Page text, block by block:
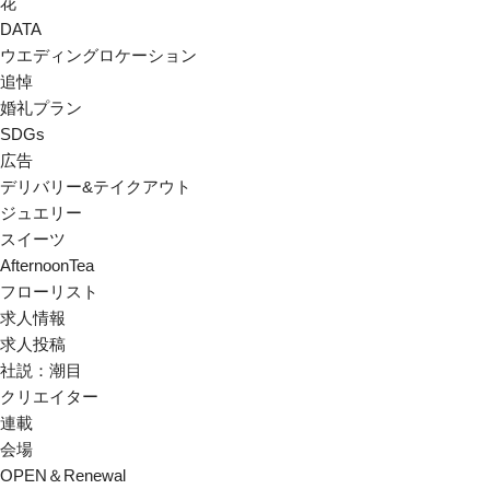
DATA
ウエディングロケーション
追悼
婚礼プラン
SDGs
広告
デリバリー&テイクアウト
ジュエリー
スイーツ
AfternoonTea
フローリスト
求人情報
求人投稿
社説：潮目
クリエイター
連載
会場
OPEN＆Renewal